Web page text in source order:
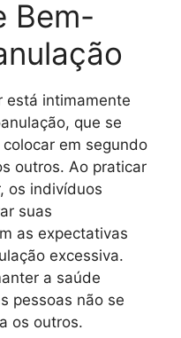
Bem-
está intimamente
que se
em segundo
outros. Ao praticar
os indivíduos
suas
as expectativas
excessiva.
a saúde
pessoas não se
os outros.